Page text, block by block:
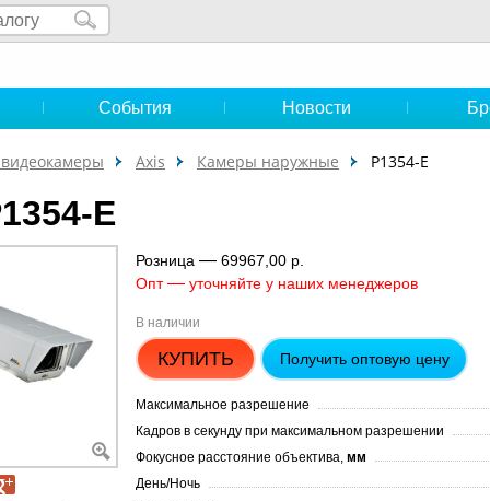
События Новости
Axis Камеры наружные P1354-E
E
Розница — 69967,00 р.
Опт— уточняйте у наших менеджеров
В наличии
КУПИТЬ Получить оптовую цену
Максимальное разрешение
Кадров в секунду при максимальном разрешении
Фокусное расстояние объектива, мм
День/Ночь